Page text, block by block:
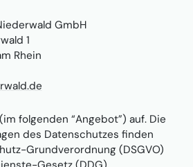
GmbH
1
Rhein
folgenden “Angebot”) auf. Die
des Datenschutzes finden
Grundverordnung (DSGVO)